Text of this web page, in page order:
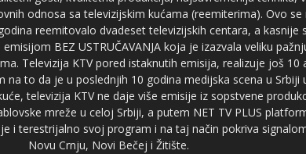
odnosa sa televizijskim kućama (reemiterima). Ovo
reemitovalo dvadeset televizijskih centara, a kasnije
BEZ USTRUČAVANJA koja je izazvala veliku
Televizija KTV pored istaknutih emisija, realizuje još 10
na to da je u poslednjih 10 godina medijska scena u
televizija KTV ne daje više emisije iz sopstvene
mreže u celoj Srbiji, a putem NET TV PLUS
i terestrijalno svoj program i na taj način pokriva
Novu Crnju, Novi Bečej i Žitište.